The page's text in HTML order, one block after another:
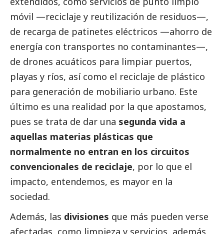
móvil —reciclaje y reutilización de residuos—,
de recarga de patinetes eléctricos —ahorro de
energía con transportes no contaminantes—,
de drones acuáticos para limpiar puertos,
playas y ríos, así como el reciclaje de plástico
para generación de mobiliario urbano. Este
último es una realidad por la que apostamos,
pues se trata de dar una segunda vida a
aquellas materias plásticas que
normalmente no entran en los circuitos
convencionales de reciclaje, por lo que el
impacto, entendemos, es mayor en la
sociedad.
Además, las divisiones que más pueden verse
afectadas, como limpieza y servicios, además